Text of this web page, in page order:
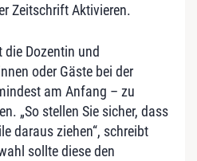
Zeitschrift Aktivieren.
die Dozentin und
oder Gäste bei der
am Anfang – zu
„So stellen Sie sicher, dass
daraus ziehen“, schreibt
sollte diese den